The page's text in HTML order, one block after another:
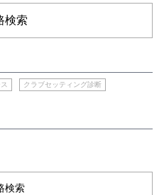
検索
クラブセッティング診断
検索